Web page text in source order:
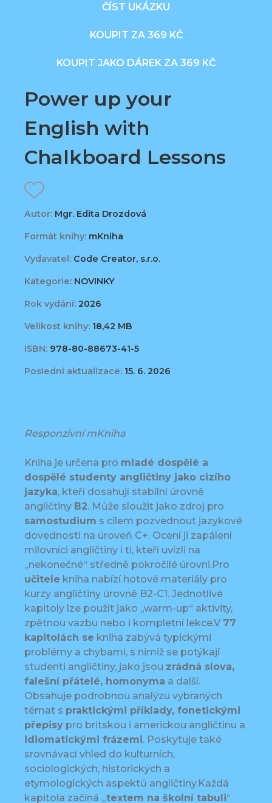
ČÍST UKÁZKU
KOUPIT ZA 369 KČ
KOUPIT JAKO DÁREK ZA 369 KČ
Power up your
English with
Chalkboard Lessons
Autor: Mgr. Edita Drozdová
Formát knihy: mKniha
Vydavatel: Code Creator, s.r.o.
Kategorie: NOVINKY
Rok vydání: 2026
Velikost knihy: 18,42 MB
ISBN: 978-80-88673-41-5
Poslední aktualizace: 15. 6. 2026
Responzivní mKniha
Kniha je určena pro mladé dospělé a
dospělé studenty angličtiny jako cizího
jazyka, kteří dosahují stabilní úrovně
angličtiny B2. Může sloužit jako zdroj pro
samostudium s cílem pozvednout jazykové
dovednosti na úroveň C+. Ocení ji zapálení
milovníci angličtiny i ti, kteří uvízli na
„nekonečné“ středně pokročilé úrovni.Pro
učitele kniha nabízí hotové materiály pro
kurzy angličtiny úrovně B2-C1. Jednotlivé
kapitoly lze použít jako „warm-up“ aktivity,
zpětnou vazbu nebo i kompletní lekce.V 77
kapitolách se kniha zabývá typickými
problémy a chybami, s nimiž se potýkají
studenti angličtiny, jako jsou zrádná slova,
falešní přátelé, homonyma a další.
Obsahuje podrobnou analýzu vybraných
témat s praktickými příklady, fonetickými
přepisy pro britskou i americkou angličtinu a
idiomatickými frázemi. Poskytuje také
srovnávací vhled do kulturních,
sociologických, historických a
etymologických aspektů angličtiny.Každá
kapitola začíná „textem na školní tabuli“